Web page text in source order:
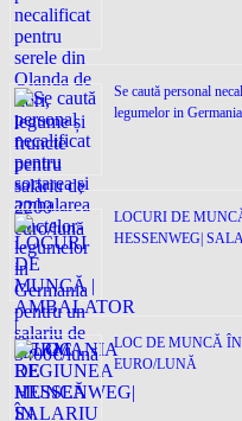
Se caută personal
legumelor in
LOCURI DE
HESSENWEG|
LOC DE MUNCĂ
EURO/LUNĂ